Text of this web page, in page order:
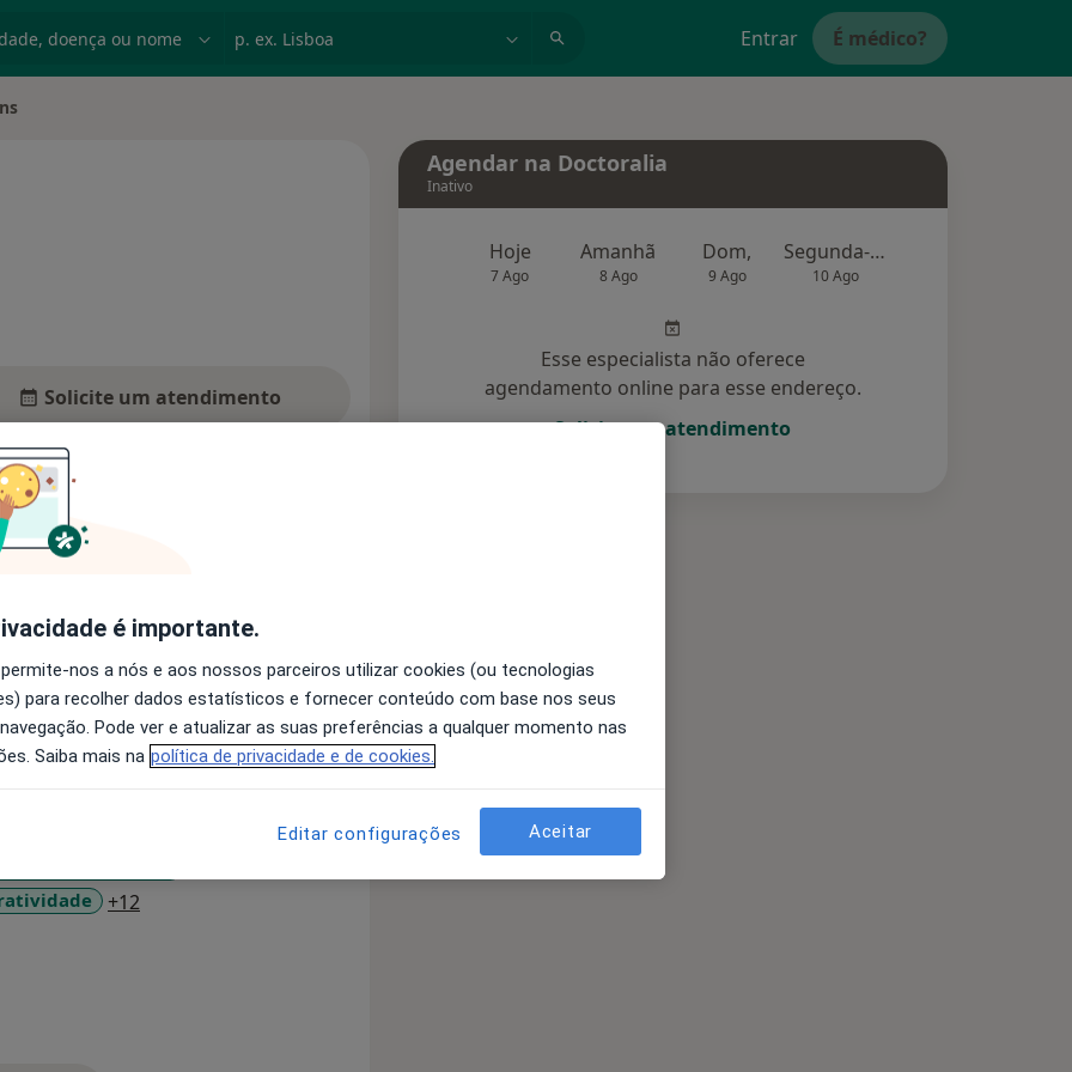
Entrar É médico?
Solicite um atendimento
Sexologia e Doutorado em
acreditado nas áreas da:
Pedopsicologia e Psico-Oncologia
com 18 anos de
de onze mil consultas, tendo
Portugal, do Centro
da Clínica Médica e Terapêutica
continua a desenvolver uma
nas seguintes cidades:
Personalidade
Compulsivo
+12
Agendar na Doctoralia
Inativo
Hoje
7 Ago
Amanhã
8 Ago
Dom,
9 Ago
Segunda-feira
10 Ago
Esse especialista não oferece
agendamento online para esse endereço.
Solicite um atendimento
é importante.
nos a nós e aos nossos parceiros utilizar cookies (ou tecnologias
para recolher dados estatísticos e fornecer conteúdo com base nos seus
Pode ver e atualizar as suas preferências a qualquer momento nas
Saiba mais na política de privacidade e de cookies.
Editar configurações Aceitar